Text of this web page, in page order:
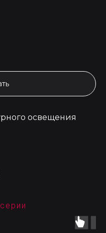
освещения